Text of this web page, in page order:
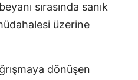
sırasında sanık
üzerine
dönüşen